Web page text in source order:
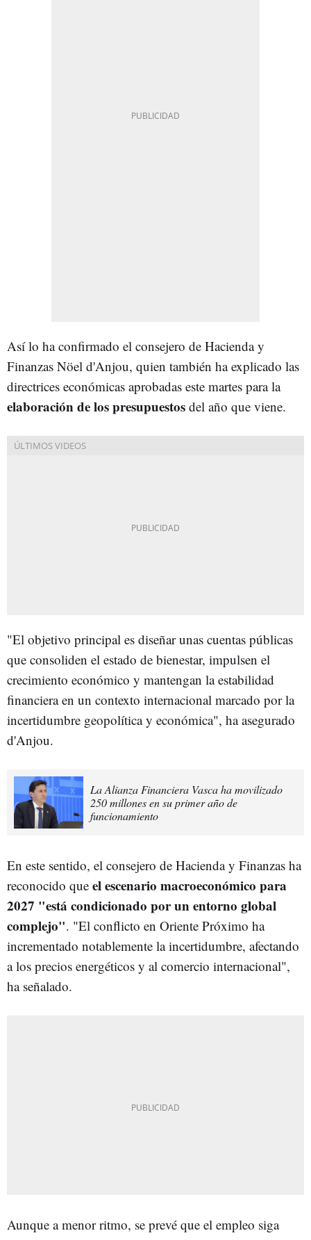
Así lo ha confirmado el consejero de Hacienda y
Finanzas Nöel d'Anjou, quien también ha explicado las
directrices económicas aprobadas este martes para la
elaboración de los presupuestos del año que viene.
"El objetivo principal es diseñar unas cuentas públicas
que consoliden el estado de bienestar, impulsen el
crecimiento económico y mantengan la estabilidad
financiera en un contexto internacional marcado por la
incertidumbre geopolítica y económica", ha asegurado
d'Anjou.
La Alianza Financiera Vasca ha movilizado
250 millones en su primer año de
funcionamiento
En este sentido, el consejero de Hacienda y Finanzas ha
reconocido que el escenario macroeconómico para
2027 "está condicionado por un entorno global
complejo". "El conflicto en Oriente Próximo ha
incrementado notablemente la incertidumbre, afectando
a los precios energéticos y al comercio internacional",
ha señalado.
Aunque a menor ritmo, se prevé que el empleo siga